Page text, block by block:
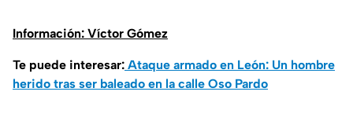
Información: Víctor Gómez
Te puede interesar: Ataque armado en León: Un hombre
herido tras ser baleado en la calle Oso Pardo